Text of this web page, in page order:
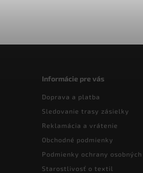
Informácie pre vás
Doprava a platba
Sledovanie trasy zásielky
Reklamácia a vrátenie
Obchodné podmienky
Podmienky ochrany
Starostlivosť o textil